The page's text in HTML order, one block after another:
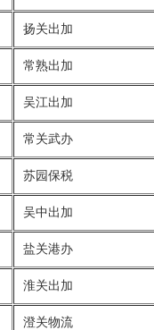
扬关出加
常熟出加
吴江出加
常关武办
苏园保税
吴中出加
盐关港办
淮关出加
澄关物流